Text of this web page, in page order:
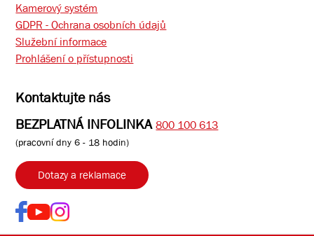
Kamerový systém
GDPR - Ochrana osobních údajů
Služební informace
Prohlášení o přístupnosti
Kontaktujte nás
BEZPLATNÁ INFOLINKA 800 100 613
(pracovní dny 6 - 18 hodin)
Dotazy a reklamace